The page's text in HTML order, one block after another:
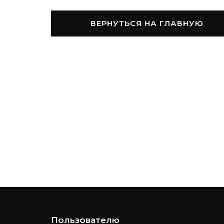
ВЕРНУТЬСЯ НА ГЛАВНУЮ
Пользователю